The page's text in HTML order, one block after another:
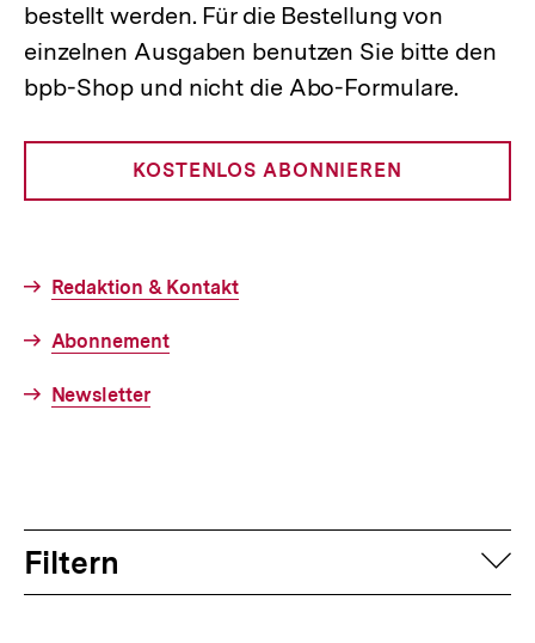
bestellt werden. Für die Bestellung von
einzelnen Ausgaben benutzen Sie bitte den
bpb-Shop und nicht die Abo-Formulare.
KOSTENLOS ABONNIEREN
Redaktion & Kontakt
Abonnement
Newsletter
Filtern